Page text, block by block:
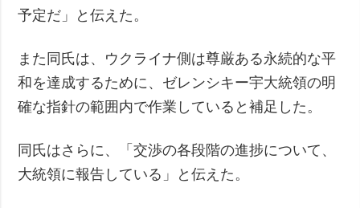
予定だ」と伝えた。
また同氏は、ウクライナ側は尊厳ある永続的な平
和を達成するために、ゼレンシキー宇大統領の明
確な指針の範囲内で作業していると補足した。
同氏はさらに、「交渉の各段階の進捗について、
大統領に報告している」と伝えた。